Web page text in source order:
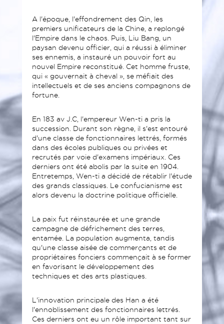
A l'époque, l'effondrement des Qin, les
premiers unificateurs de la Chine, a replongé
l'Empire dans le chaos. Puis, Liu Bang, un
paysan devenu officier, qui a réussi à éliminer
ses ennemis, a instauré un pouvoir fort au
nouvel Empire reconstitué. Cet homme fruste,
qui « gouvernait à cheval », se méfiait des
intellectuels et de ses anciens compagnons de
fortune.
En 183 av J.C, l'empereur Wen-ti a pris la
succession. Durant son règne, il s'est entouré
d'une classe de fonctionnaires lettrés, formés
dans des écoles publiques ou privées et
recrutés par voie d'examens impériaux. Ces
derniers ont été abolis par la suite en 1904.
Entretemps, Wen-ti a décidé de rétablir l'étude
des grands classiques. Le confucianisme est
alors devenu la doctrine politique officielle.
La paix fut réinstaurée et une grande
campagne de défrichement des terres,
entamée. La population augmenta, tandis
qu'une classe aisée de commerçants et de
propriétaires fonciers commençait à se former
en favorisant le développement des
techniques et des arts plastiques.
L'innovation principale des Han a été
l'ennoblissement des fonctionnaires lettrés.
Ces derniers ont eu un rôle important tant sur